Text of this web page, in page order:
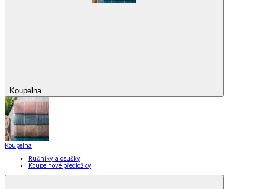
Koupelna
Koupelna
Ručníky a osušky
Koupelnové předložky